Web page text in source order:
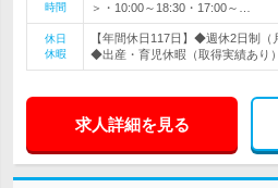
時間
＞・10:00～18:30・17:00～…
休日
休暇
【年間休日117日】◆週休2日制
◆出産・育児休暇（取得実績あり）
求人詳細を見る